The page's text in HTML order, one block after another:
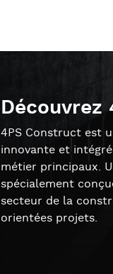
Découvrez
4PS Construct est
innovante et
métier principaux.
spécialement
secteur de la
orientées projets.